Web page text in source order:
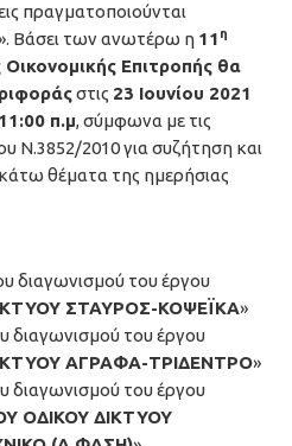
πραγματοποιούνται
Βάσει των ανωτέρω η 11 η
Επιτροπής θα
στις 23 Ιουνίου 2021
π.μ, σύμφωνα με τις
Ν.3852/2010 για συζήτηση και
θέματα της ημερήσιας
διαγωνισμού του έργου
ΣΤΑΥΡΟΣ-ΚΟΨΕΪΚΑ»
διαγωνισμού του έργου
ΑΓΡΑΦΑ-ΤΡΙΔΕΝΤΡΟ»
διαγωνισμού του έργου
ΟΔΙΚΟΥ ΔΙΚΤΥΟΥ